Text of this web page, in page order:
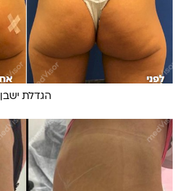
הגדלת ישבן